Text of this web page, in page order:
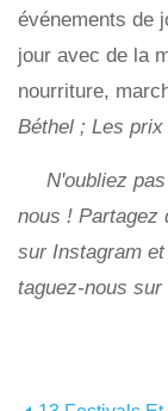
événements de
jour avec de la
nourriture,
Béthel ; Les prix
N'oubliez
nous ! Partagez
sur Instagram
taguez-nous sur